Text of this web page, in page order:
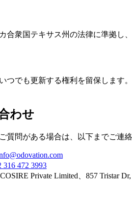
合衆国テキサス州の法律に準拠し
つでも更新する権利を留保します
わせ
質問がある場合は、以下までご連絡
316 472 3993
Private Limited、857 Tristar